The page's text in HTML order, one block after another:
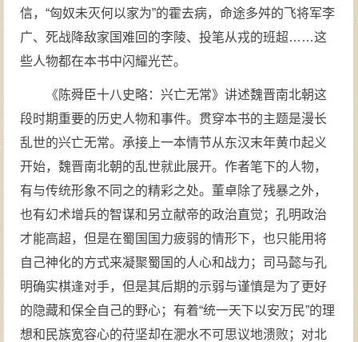
信，“匈奴未灭何以家为”的霍去病，命途多舛的飞将军李
广、死战降敌家国难回的李陵、投笔从戎的班超……这
些人物都在本书中闪耀光芒。
《陈舜臣十八史略：兴亡无常》讲述魏晋南北朝这
段时期重要的历史人物和事件。贯穿本书的主题是漫长
乱世的兴亡无常。承接上一本情节从东汉末年黄巾起义
开始，魏晋南北朝的乱世就此展开。作者笔下的人物，
有与传统形象不同之的精彩之处。董卓除了残暴之外，
也有幻术增兵的智谋和另立献帝的政治直觉；孔明政治
才能高超，但是在蜀国国力疲弱的情形下，也只能用将
自己神化的方式来凝聚蜀国的人心和战力；司马懿与孔
明确实棋逢对手，但是其后期的示弱与谨慎是为了更好
的隐藏和保全自己的野心；有着“统一天下以安万民”的理
想和民族宽容心的苻坚却在淝水不可思议地溃败；对北